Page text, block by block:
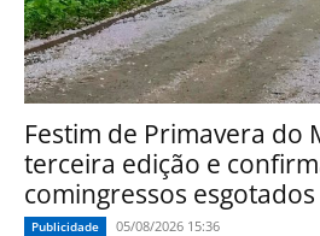
Festim de Primavera do
terceira edição e
comingressos esgotados
Publicidade 05/08/2026 15:36